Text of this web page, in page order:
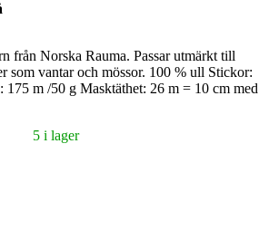
från Norska Rauma. Passar utmärkt till
som vantar och mössor. 100 % ull Stickor:
m /50 g Masktäthet: 26 m = 10 cm med
5 i lager